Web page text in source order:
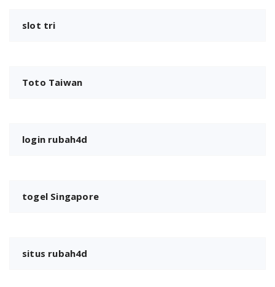
slot tri
Toto Taiwan
login rubah4d
togel Singapore
situs rubah4d